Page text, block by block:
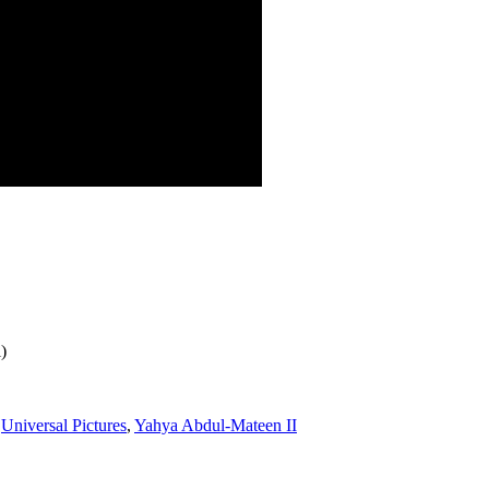
Universal Pictures, Yahya Abdul-Mateen II